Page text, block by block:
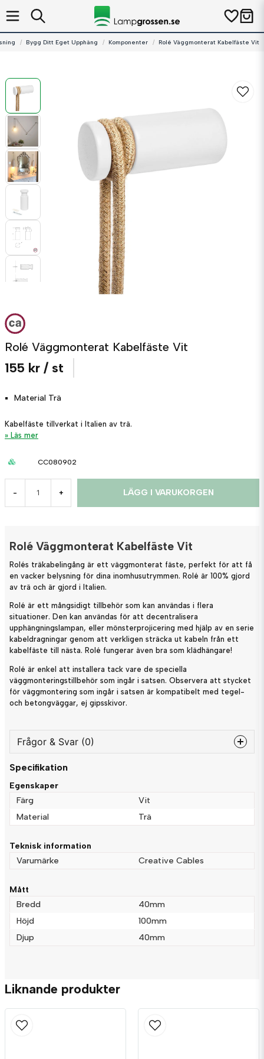
Bygg Ditt Eget Upphäng Komponenter Rolé Väggmonterat Kabelfäste Vit
Rolé Väggmonterat Kabelfäste Vit
155 kr / st
Material Trä
Kabelfäste tillverkat i Italien av trä.
Läs mer
CC080902
- + LÄGG I VARUKORGEN
Rolé Väggmonterat Kabelfäste Vit
Rolés träkabelingång är ett väggmonterat fäste, perfekt för att få
en vacker belysning för dina inomhusutrymmen. Rolé är 100% gjord
av trä och är gjord i Italien.
Rolé är ett mångsidigt tillbehör som kan användas i flera
situationer. Den kan användas för att decentralisera
upphängningslampan, eller mönsterprojicering med hjälp av en serie
kabeldragningar genom att verkligen sträcka ut kabeln från ett
kabelfäste till nästa. Rolé fungerar även bra som klädhängare!
Rolé är enkel att installera tack vare de speciella
väggmonteringstillbehör som ingår i satsen. Observera att stycket
för väggmontering som ingår i satsen är kompatibelt med tegel-
och betongväggar, ej gipsskivor.
Frågor & Svar (0)
question
Namn
Ja, ni får publicera min fråga
Specifikation
Egenskaper
Färg
Vit
Material
Trä
Teknisk information
Varumärke
Creative Cables
Mått
Bredd
40mm
Höjd
100mm
Djup
40mm
Liknande produkter